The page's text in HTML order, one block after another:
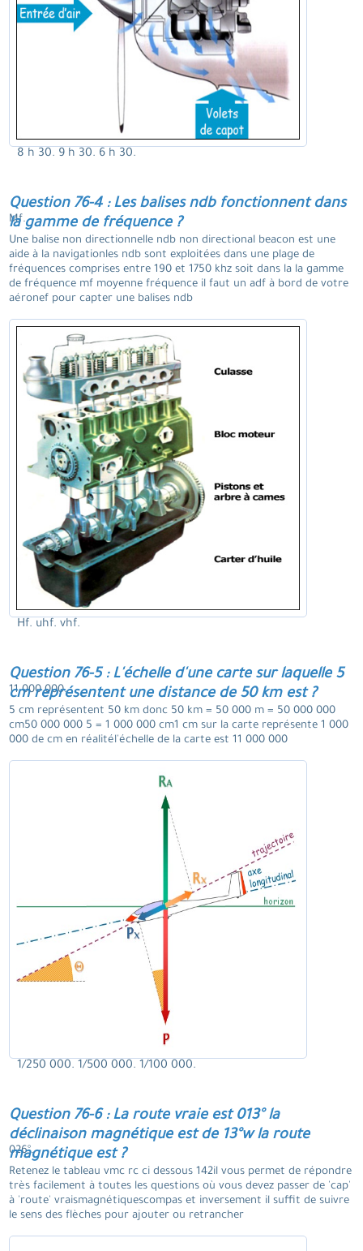
8 h 30. 9 h 30. 6 h 30.
Question 76-4 : Les balises ndb fonctionnent dans
la gamme de fréquence ?
Mf.
Une balise non directionnelle ndb non directional beacon est une
aide à la navigationles ndb sont exploitées dans une plage de
fréquences comprises entre 190 et 1750 khz soit dans la la gamme
de fréquence mf moyenne fréquence il faut un adf à bord de votre
aéronef pour capter une balises ndb
Hf. uhf. vhf.
Question 76-5 : L'échelle d'une carte sur laquelle 5
cm représentent une distance de 50 km est ?
11 000 000.
5 cm représentent 50 km donc 50 km = 50 000 m = 50 000 000
cm50 000 000 5 = 1 000 000 cm1 cm sur la carte représente 1 000
000 de cm en réalitél'échelle de la carte est 11 000 000
1/250 000. 1/500 000. 1/100 000.
Question 76-6 : La route vraie est 013° la
déclinaison magnétique est de 13°w la route
magnétique est ?
026°.
Retenez le tableau vmc rc ci dessous 142il vous permet de répondre
très facilement à toutes les questions où vous devez passer de 'cap'
à 'route' vraismagnétiquescompas et inversement il suffit de suivre
le sens des flèches pour ajouter ou retrancher